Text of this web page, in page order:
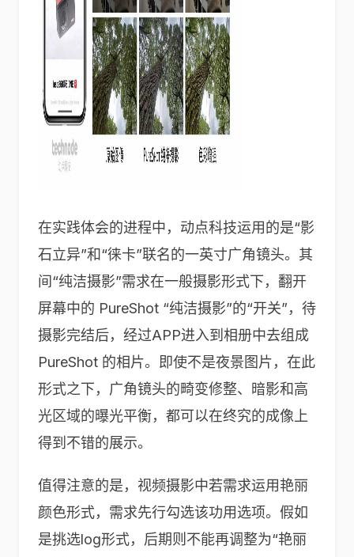
在实践体会的进程中，动点科技运用的是“影
石立异”和“徕卡”联名的一英寸广角镜头。其
间“纯洁摄影”需求在一般摄影形式下，翻开
屏幕中的 PureShot “纯洁摄影”的“开关”，待
摄影完结后，经过APP进入到相册中去组成
PureShot 的相片。即使不是夜景图片，在此
形式之下，广角镜头的畸变修整、暗影和高
光区域的曝光平衡，都可以在终究的成像上
得到不错的展示。
值得注意的是，视频摄影中若需求运用艳丽
颜色形式，需求先行勾选该功用选项。假如
是挑选log形式，后期则不能再调整为“艳丽